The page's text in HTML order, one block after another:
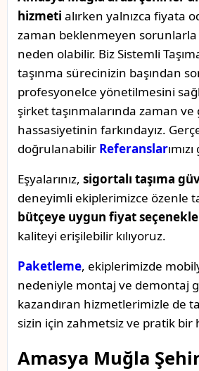
hizmeti alırken yalnızca fiyata
zaman beklenmeyen sorunlarla
neden olabilir. Biz Sistemli
taşınma sürecinizin başından
profesyonelce yönetilmesini
şirket taşınmalarında zaman
hassasiyetinin farkındayız.
doğrulanabilir Referanslar
Eşyalarınız, sigortalı taşıma
deneyimli ekiplerimizce özenle
bütçeye uygun fiyat
kaliteyi erişilebilir kılıyoruz.
Paketleme, ekiplerimizde
nedeniyle montaj ve demontaj
kazandıran hizmetlerimizle de
sizin için zahmetsiz ve pratik bir
Amasya Muğla